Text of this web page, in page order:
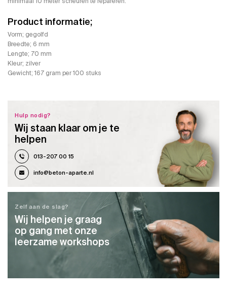
Product informatie;
Vorm; gegolfd
Breedte; 6 mm
Lengte; 70 mm
Kleur; zilver
Gewicht; 167 gram per 100 stuks
Hulp nodig?
Wij staan klaar om je te
helpen
013-207 00 15
info@beton-aparte.nl
Zelf aan de slag?
Wij helpen je graag
op gang met onze
leerzame workshops